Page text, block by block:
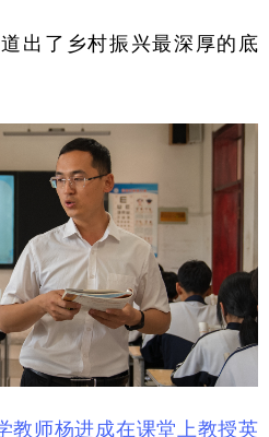
出了乡村振兴最深厚的底
教师杨进成在课堂上教授英